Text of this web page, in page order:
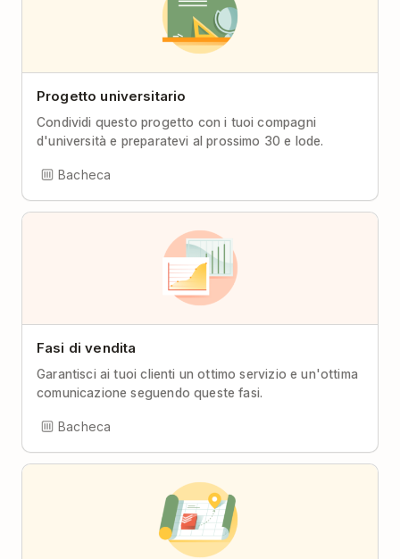
Progetto universitario
Condividi questo progetto con i tuoi compagni
d'università e preparatevi al prossimo 30 e lode.
Bacheca
Fasi di vendita
Garantisci ai tuoi clienti un ottimo servizio e un'ottima
comunicazione seguendo queste fasi.
Bacheca